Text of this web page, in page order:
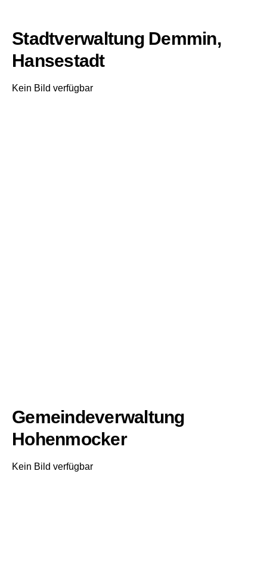
Stadtverwaltung Demmin,
Hansestadt
Kein Bild verfügbar
Gemeindeverwaltung
Hohenmocker
Kein Bild verfügbar